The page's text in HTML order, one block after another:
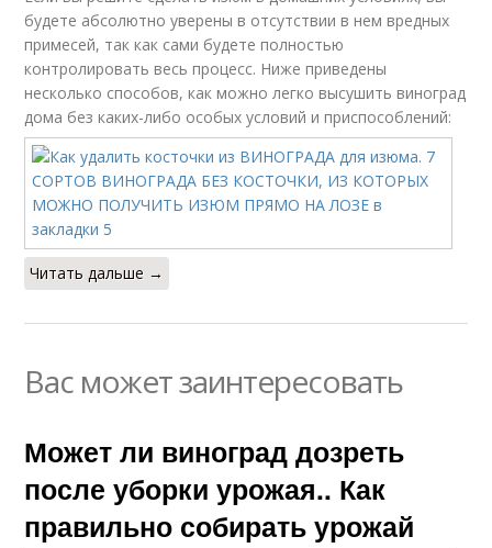
будете абсолютно уверены в отсутствии в нем вредных
примесей, так как сами будете полностью
контролировать весь процесс. Ниже приведены
несколько способов, как можно легко высушить виноград
дома без каких-либо особых условий и приспособлений:
Читать дальше →
Вас может заинтересовать
Может ли виноград дозреть
после уборки урожая.. Как
правильно собирать урожай